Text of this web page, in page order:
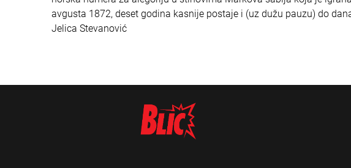
avgusta 1872, deset godina kasnije postaje i (uz dužu pauzu) do
Jelica Stevanović